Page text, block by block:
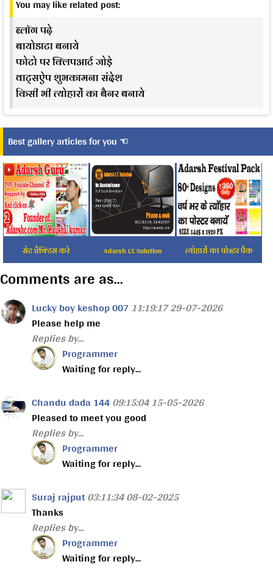
You may like related post:
ब्लॉग पढ़े
बायोडाटा बनाये
फोटो पर क्लिपआर्ट जोड़े
वाट्सऐप शुभकामना संदेश
किसी भी त्योहारों का बैनर बनाये
Best gallery articles for you ☜
सेट प्रैक्टिस करे Adarsh I.T. Solution त्योहारों का पोस्टर पैक
Comments are as...
Lucky boy keshop 00711:19:17 29-07-2026
Please help me
Replies by...
Programmer
Waiting for reply...
Chandu dada 14409:15:04 15-05-2026
Pleased to meet you good
Replies by...
Programmer
Waiting for reply...
Suraj rajput03:11:34 08-02-2025
Thanks
Replies by...
Programmer
Waiting for reply...